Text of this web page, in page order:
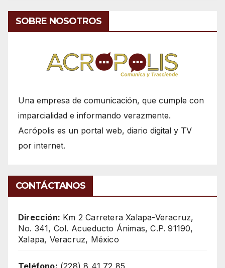
SOBRE NOSOTROS
Una empresa de comunicación, que cumple con
imparcialidad e informando verazmente.
Acrópolis es un portal web, diario digital y TV
por internet.
CONTÁCTANOS
Dirección: Km 2 Carretera Xalapa-Veracruz,
No. 341, Col. Acueducto Ánimas, C.P. 91190,
Xalapa, Veracruz, México